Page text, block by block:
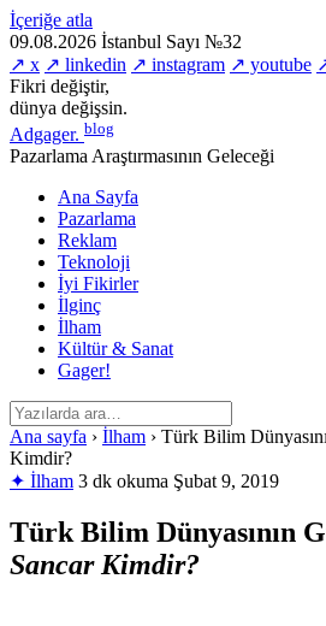
İçeriğe atla
09.08.2026 İstanbul Sayı №32
↗ x ↗ linkedin ↗ instagram ↗ youtube
Fikri değiştir,
dünya değişsin.
Adgager. blog
Pazarlama Araştırmasının Geleceği
Ana Sayfa
Pazarlama
Reklam
Teknoloji
İyi Fikirler
İlginç
İlham
Kültür & Sanat
Gager!
Ana sayfa › İlham › Türk Bilim
Kimdir?
✦ İlham 3 dk okuma Şubat 9, 2019
Türk Bilim Dünyasının
Sancar Kimdir?